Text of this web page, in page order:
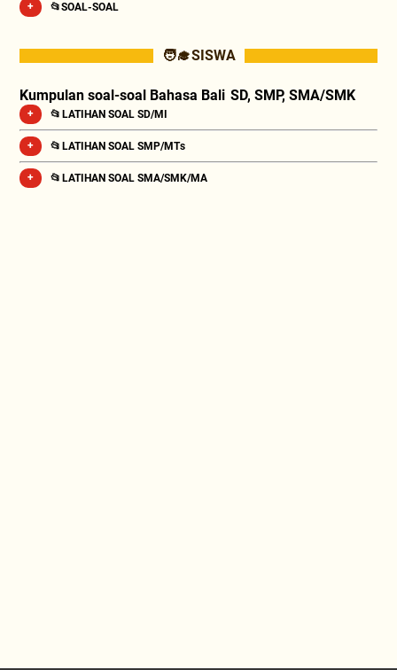
📂SOAL-SOAL
🧑‍🎓 SISWA
Kumpulan soal-soal Bahasa Bali SD, SMP, SMA/SMK
📂 LATIHAN SOAL SD/MI
📂 LATIHAN SOAL SMP/MTs
📂 LATIHAN SOAL SMA/SMK/MA